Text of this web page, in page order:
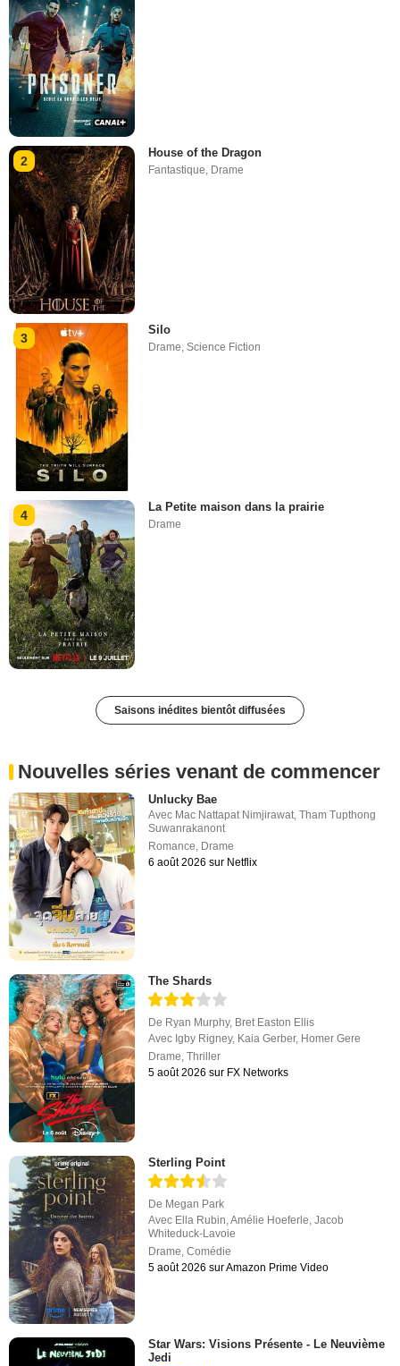
2
House of the Dragon
Fantastique Drame
3
Silo
Drame,Science Fiction
4
La Petite maison dans la prairie
Drame
Saisons inédites bientôt diffusées
Nouvelles séries venant de commencer
Unlucky Bae
Avec Mac Nattapat Nimjirawat ,Tham Tupthong
Suwanrakanont
Romance Drame
6 août 2026 sur Netflix
The Shards
De Ryan Murphy, Bret Easton Ellis
Avec Igby Rigney, Kaia Gerber, Homer Gere
Drame,Thriller
5 août 2026 sur FX Networks
Sterling Point
De Megan Park
Avec Ella Rubin,Amélie Hoeferle,Jacob
Whiteduck-Lavoie
Drame,Comédie
5 août 2026 sur Amazon Prime Video
Star Wars: Visions Présente - Le Neuvième
Jedi